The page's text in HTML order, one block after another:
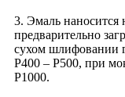
3. Эмаль наносится
предварительно
сухом шлифовании
Р400 – Р500, при
Р1000.